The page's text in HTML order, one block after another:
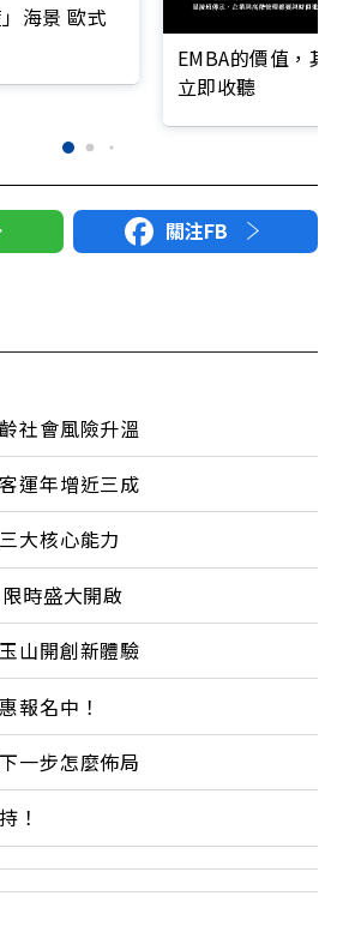
海景 歐式
EMBA的價值，
立即收聽
關注FB
社會風險升溫
運年增近三成
大核心能力
時盛大開啟
山開創新體驗
報名中！
一步怎麼佈局
！